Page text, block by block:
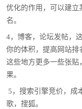
优化的作用，可以建
名。
4，博客，论坛发帖，
你的体积，提高网站排
这些地方更多一些张
果。
5，搜索引擎竞价，成
歌，搜狐。